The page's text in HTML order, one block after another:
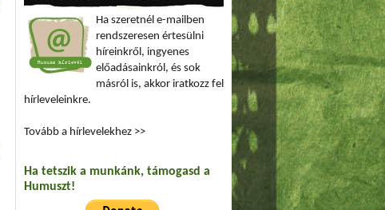
Ha szeretnél e-mailben
rendszeresen értesülni
híreinkről, ingyenes
előadásainkról, és sok
másról is, akkor iratkozz fel
hírleveleinkre.
Tovább a hírlevelekhez >>
Ha tetszik a munkánk, támogasd a
Humuszt!